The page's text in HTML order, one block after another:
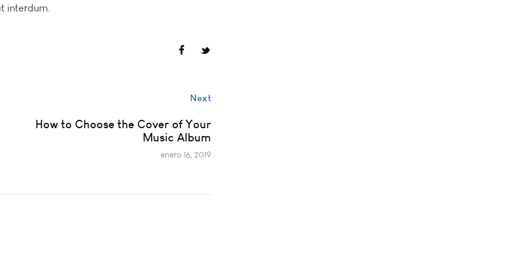
interdum.
Next
How to Choose the Cover of Your
Music Album
enero 16, 2019